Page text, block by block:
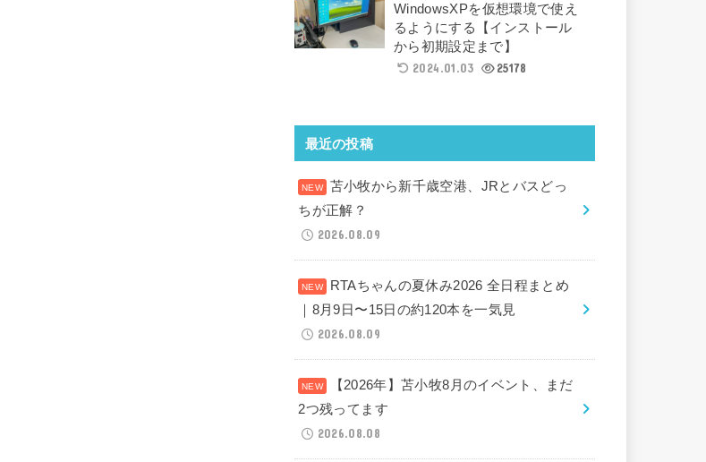
WindowsXPを仮想環境で使え
るようにする【インストール
から初期設定まで】
2024.01.03
25178
最近の投稿
苫小牧から新千歳空港、JRとバスどっ
ちが正解？
2026.08.09
RTAちゃんの夏休み2026 全日程まとめ
｜8月9日〜15日の約120本を一気見
2026.08.09
【2026年】苫小牧8月のイベント、まだ
2つ残ってます
2026.08.08